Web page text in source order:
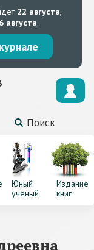
22 августа,
августа.
Поиск
Юный
ученый
Издание
книг